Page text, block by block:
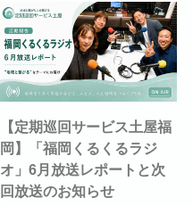
【定期巡回サービス土屋福
岡】「福岡くるくるラジ
オ」6月放送レポートと次
回放送のお知らせ